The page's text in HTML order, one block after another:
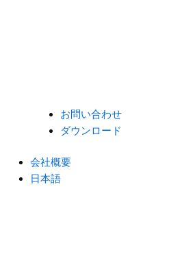
お問い合わせ
ダウンロード
会社概要
日本語